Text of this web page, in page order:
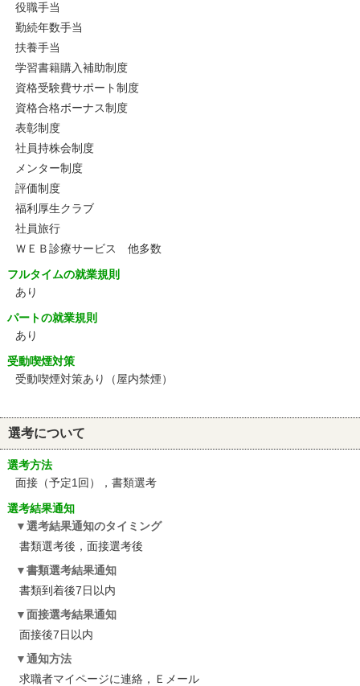
役職手当
勤続年数手当
扶養手当
学習書籍購入補助制度
資格受験費サポート制度
資格合格ボーナス制度
表彰制度
社員持株会制度
メンター制度
評価制度
福利厚生クラブ
社員旅行
ＷＥＢ診療サービス 他多数
フルタイムの就業規則
あり
パートの就業規則
あり
受動喫煙対策
受動喫煙対策あり（屋内禁煙）
選考について
選考方法
面接（予定1回），書類選考
選考結果通知
選考結果通知のタイミング
書類選考後，面接選考後
書類選考結果通知
書類到着後7日以内
面接選考結果通知
面接後7日以内
通知方法
求職者マイページに連絡，Ｅメール